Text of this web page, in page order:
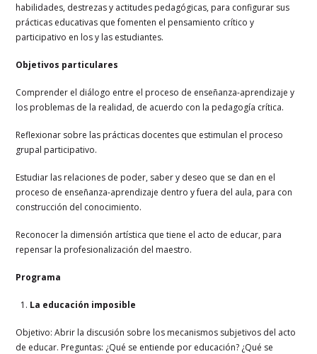
habilidades, destrezas y actitudes pedagógicas, para configurar sus
prácticas educativas que fomenten el pensamiento crítico y
participativo en los y las estudiantes.
Objetivos particulares
Comprender el diálogo entre el proceso de enseñanza-aprendizaje y
los problemas de la realidad, de acuerdo con la pedagogía crítica.
Reflexionar sobre las prácticas docentes que estimulan el proceso
grupal participativo.
Estudiar las relaciones de poder, saber y deseo que se dan en el
proceso de enseñanza-aprendizaje dentro y fuera del aula, para con
construcción del conocimiento.
Reconocer la dimensión artística que tiene el acto de educar, para
repensar la profesionalización del maestro.
Programa
La educación imposible
Objetivo: Abrir la discusión sobre los mecanismos subjetivos del acto
de educar. Preguntas: ¿Qué se entiende por educación? ¿Qué se